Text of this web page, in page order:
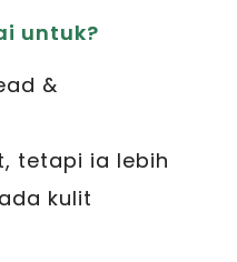
untuk?
&
tetapi ia lebih
kulit